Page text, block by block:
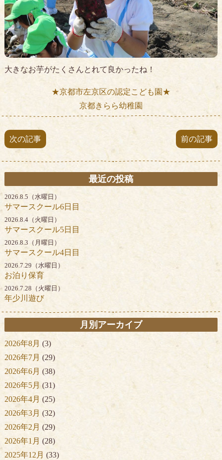
大きなお芋がたくさんとれて良かったね！
★京都市左京区の認定こども園★
京都きらら幼稚園
次の記事 前の記事
最近の投稿
2026.8.5（水曜日）
サマースクール6日目
2026.8.4（火曜日）
サマースクール5日目
2026.8.3（月曜日）
サマースクール4日目
2026.7.29（水曜日）
お泊り保育
2026.7.28（火曜日）
年少川遊び
月別アーカイブ
2026年8月 (3)
2026年7月 (29)
2026年6月 (38)
2026年5月 (31)
2026年4月 (25)
2026年3月 (32)
2026年2月 (29)
2026年1月 (28)
2025年12月 (33)